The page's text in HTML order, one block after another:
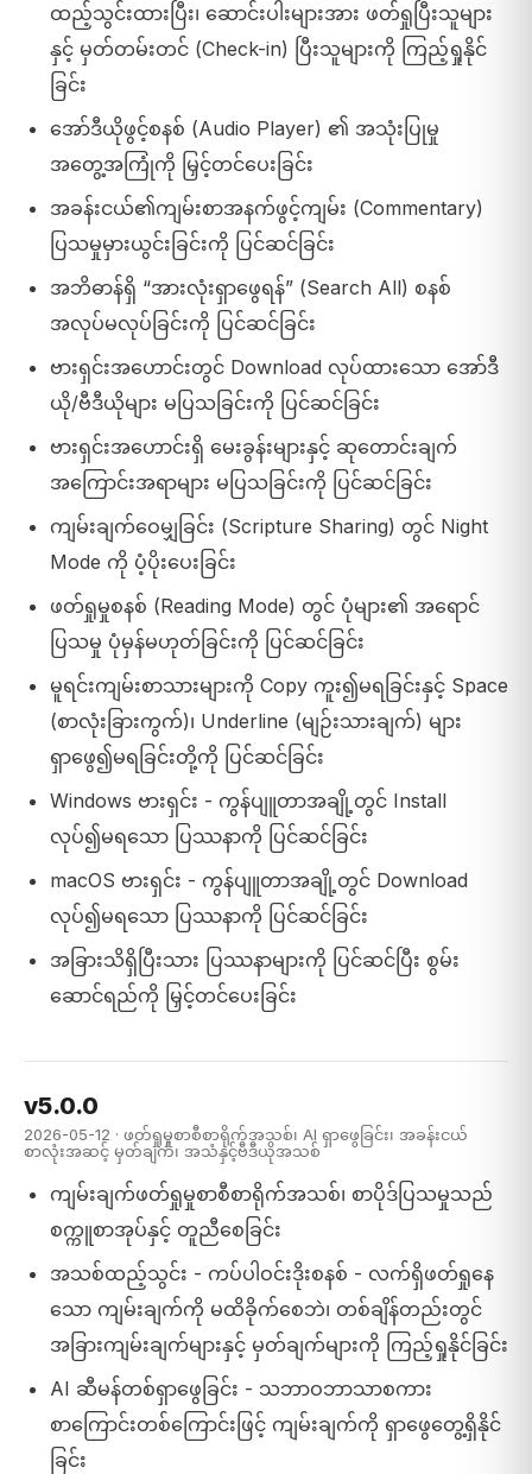
ထည့်သွင်းထားပြီး၊ ဆောင်းပါးများအား ဖတ်ရှုပြီးသူများ
နှင့် မှတ်တမ်းတင် (Check-in) ပြီးသူများကို ကြည့်ရှုနိုင်
ခြင်း
အော်ဒီယိုဖွင့်စနစ် (Audio Player) ၏ အသုံးပြုမှု
အတွေ့အကြုံကို မြှင့်တင်ပေးခြင်း
အခန်းငယ်၏ကျမ်းစာအနက်ဖွင့်ကျမ်း (Commentary)
ပြသမှုမှားယွင်းခြင်းကို ပြင်ဆင်ခြင်း
အဘိဓာန်ရှိ “အားလုံးရှာဖွေရန်” (Search All) စနစ်
အလုပ်မလုပ်ခြင်းကို ပြင်ဆင်ခြင်း
ဗားရှင်းအဟောင်းတွင် Download လုပ်ထားသော အော်ဒီ
ယို/ဗီဒီယိုများ မပြသခြင်းကို ပြင်ဆင်ခြင်း
ဗားရှင်းအဟောင်းရှိ မေးခွန်းများနှင့် ဆုတောင်းချက်
အကြောင်းအရာများ မပြသခြင်းကို ပြင်ဆင်ခြင်း
ကျမ်းချက်ဝေမျှခြင်း (Scripture Sharing) တွင် Night
Mode ကို ပံ့ပိုးပေးခြင်း
ဖတ်ရှုမှုစနစ် (Reading Mode) တွင် ပုံများ၏ အရောင်
ပြသမှု ပုံမှန်မဟုတ်ခြင်းကို ပြင်ဆင်ခြင်း
မူရင်းကျမ်းစာသားများကို Copy ကူး၍မရခြင်းနှင့် Space
(စာလုံးခြားကွက်)၊ Underline (မျဉ်းသားချက်) များ
ရှာဖွေ၍မရခြင်းတို့ကို ပြင်ဆင်ခြင်း
Windows ဗားရှင်း - ကွန်ပျူတာအချို့တွင် Install
လုပ်၍မရသော ပြဿနာကို ပြင်ဆင်ခြင်း
macOS ဗားရှင်း - ကွန်ပျူတာအချို့တွင် Download
လုပ်၍မရသော ပြဿနာကို ပြင်ဆင်ခြင်း
အခြားသိရှိပြီးသား ပြဿနာများကို ပြင်ဆင်ပြီး စွမ်း
ဆောင်ရည်ကို မြှင့်တင်ပေးခြင်း
v5.0.0
2026-05-12 · ဖတ်ရှုမှုစာစီစာရိုက်အသစ်၊ AI ရှာဖွေခြင်း၊ အခန်းငယ်
စာလုံးအဆင့် မှတ်ချက်၊ အသံနှင့်ဗီဒီယိုအသစ်
ကျမ်းချက်ဖတ်ရှုမှုစာစီစာရိုက်အသစ်၊ စာပိုဒ်ပြသမှုသည်
စက္ကူစာအုပ်နှင့် တူညီစေခြင်း
အသစ်ထည့်သွင်း - ကပ်ပါဝင်းဒိုးစနစ် - လက်ရှိဖတ်ရှုနေ
သော ကျမ်းချက်ကို မထိခိုက်စေဘဲ၊ တစ်ချိန်တည်းတွင်
အခြားကျမ်းချက်များနှင့် မှတ်ချက်များကို ကြည့်ရှုနိုင်ခြင်း
AI ဆီမန်တစ်ရှာဖွေခြင်း - သဘာဝဘာသာစကား
စာကြောင်းတစ်ကြောင်းဖြင့် ကျမ်းချက်ကို ရှာဖွေတွေ့ရှိနိုင်
ခြင်း